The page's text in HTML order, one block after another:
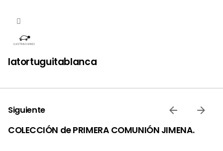
latortuguitablanca
Siguiente
COLECCIÓN de PRIMERA COMUNIÓN JIMENA.